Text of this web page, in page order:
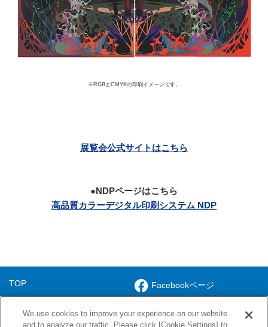
※RGBとCMYKの印刷イメージです。
展覧会公式サイトはこちら
●NDPページはこちら
高品質カラーデジタル印刷システム NDP
TOP
ソリューション
会社案内
Facebookページ
NISSHA株式会社
We use cookies to improve your experience on our website
and to analyze our traffic. Please click [Cookie Settings] to